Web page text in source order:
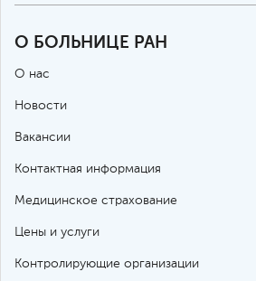
О БОЛЬНИЦЕ РАН
О нас
Новости
Вакансии
Контактная информация
Медицинское страхование
Цены и услуги
Контролирующие организации